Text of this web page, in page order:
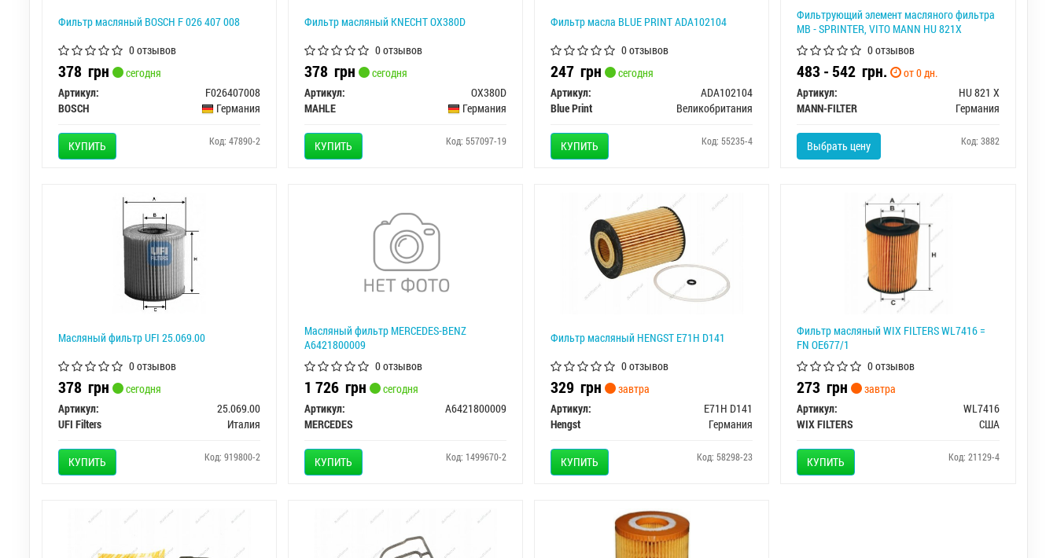
Фильтр масляный BOSCH F 026 407 008
0 отзывов
378 грн
сегодня
Артикул:
F026407008
BOSCH
Германия
КУПИТЬ Код: 47890-2
Фильтр масляный KNECHT OX380D
0 отзывов
378 грн
сегодня
Артикул:
OX380D
MAHLE
Германия
КУПИТЬ Код: 557097-19
Фильтр масла BLUE PRINT ADA102104
0 отзывов
247 грн
сегодня
Артикул:
ADA102104
Blue Print
Великобритания
КУПИТЬ Код: 55235-4
Фильтрующий элемент масляного фильтра
MB - SPRINTER, VITO MANN HU 821X
0 отзывов
483 - 542грн.
от 0 дн.
Артикул:
HU 821 X
MANN-FILTER
Германия
Выбрать цену Код: 3882
Масляный фильтр UFI 25.069.00
0 отзывов
378 грн
сегодня
Артикул:
25.069.00
UFI Filters
Италия
КУПИТЬ Код: 919800-2
Масляный фильтр MERCEDES-BENZ
A6421800009
0 отзывов
1 726 грн
сегодня
Артикул:
A6421800009
MERCEDES
КУПИТЬ Код: 1499670-2
Фильтр масляный HENGST E71H D141
0 отзывов
329 грн
завтра
Артикул:
E71H D141
Hengst
Германия
КУПИТЬ Код: 58298-23
Фильтр масляный WIX FILTERS WL7416 =
FN OE677/1
0 отзывов
273грн
завтра
Артикул:
WL7416
WIX FILTERS
США
КУПИТЬ Код: 21129-4